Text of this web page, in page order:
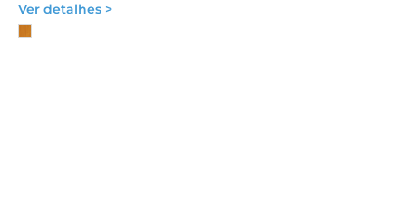
Ver detalhes >